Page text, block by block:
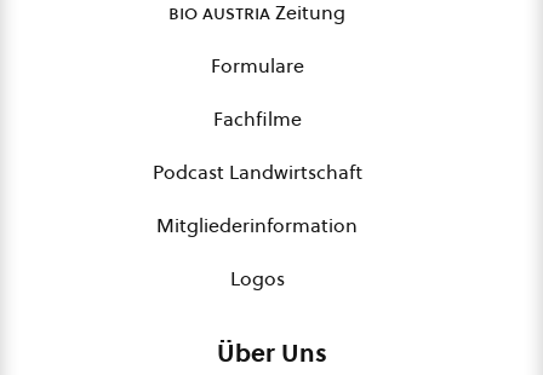
bio austriaZeitung
Formulare
Fachfilme
Podcast Landwirtschaft
Mitgliederinformation
Logos
Über Uns